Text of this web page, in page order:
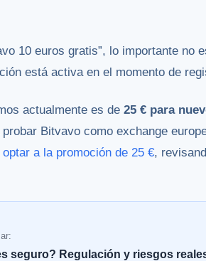
10 euros gratis”, lo importante no
está activa en el momento de
actualmente es de 25 € para
Bitvavo como exchange
a la promoción de 25 €,
seguro? Regulación y riesgos